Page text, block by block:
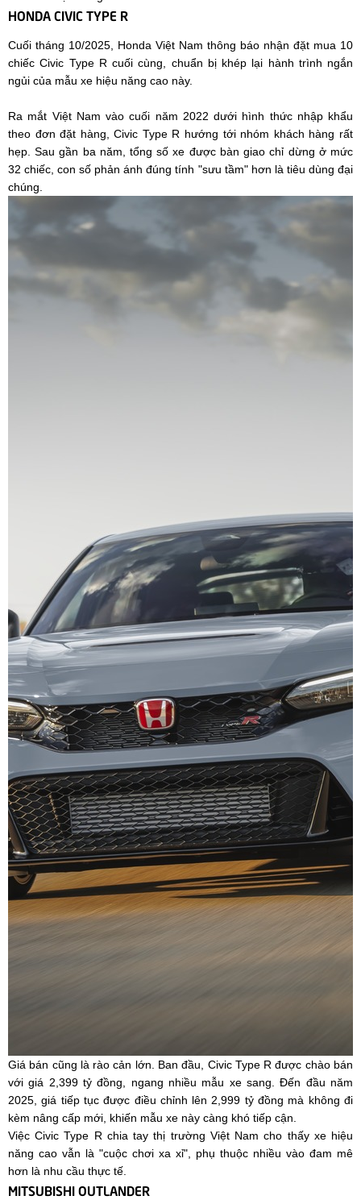
HONDA CIVIC TYPE R
Cuối tháng 10/2025, Honda Việt Nam thông báo nhận đặt mua 10
chiếc Civic Type R cuối cùng, chuẩn bị khép lại hành trình ngắn
ngủi của mẫu xe hiệu năng cao này.
Ra mắt Việt Nam vào cuối năm 2022 dưới hình thức nhập khẩu
theo đơn đặt hàng, Civic Type R hướng tới nhóm khách hàng rất
hẹp. Sau gần ba năm, tổng số xe được bàn giao chỉ dừng ở mức
32 chiếc, con số phản ánh đúng tính "sưu tầm" hơn là tiêu dùng đại
chúng.
Giá bán cũng là rào cản lớn. Ban đầu, Civic Type R được chào bán
với giá 2,399 tỷ đồng, ngang nhiều mẫu xe sang. Đến đầu năm
2025, giá tiếp tục được điều chỉnh lên 2,999 tỷ đồng mà không đi
kèm nâng cấp mới, khiến mẫu xe này càng khó tiếp cận.
Việc Civic Type R chia tay thị trường Việt Nam cho thấy xe hiệu
năng cao vẫn là "cuộc chơi xa xỉ", phụ thuộc nhiều vào đam mê
hơn là nhu cầu thực tế.
MITSUBISHI OUTLANDER